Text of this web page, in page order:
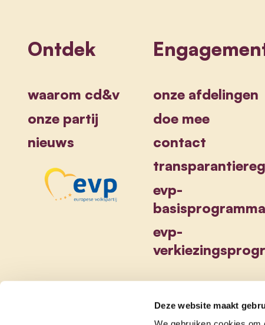
Deze website maakt
Ontdek
waarom cd&v
onze partij
nieuws
onze afdelingen
doe mee
contact
evp-
basisprogramma
evp-